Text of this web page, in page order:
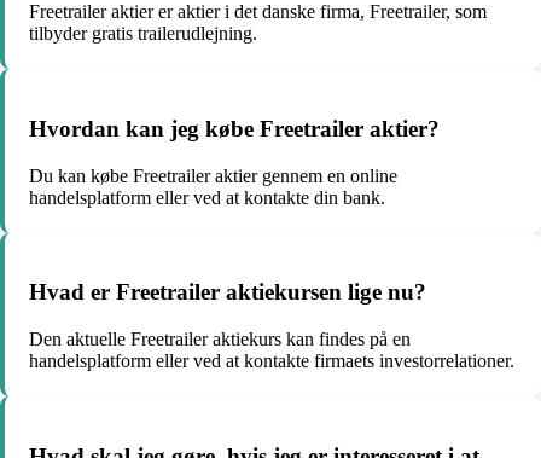
Freetrailer aktier er aktier i det danske firma, Freetrailer, som
tilbyder gratis trailerudlejning.
Hvordan kan jeg købe Freetrailer aktier?
Du kan købe Freetrailer aktier gennem en online
handelsplatform eller ved at kontakte din bank.
Hvad er Freetrailer aktiekursen lige nu?
Den aktuelle Freetrailer aktiekurs kan findes på en
handelsplatform eller ved at kontakte firmaets investorrelationer.